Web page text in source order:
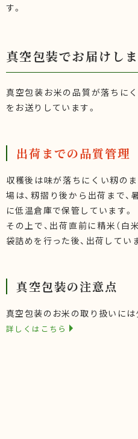
す。
真空包装でお届けし
真空包装お米の品質が落ちに
をお送りしています。
出荷までの品質管理
収穫後は味が落ちにくい籾の
場は、籾摺り後から出荷まで
に低温倉庫で保管しています。
その上で、出荷直前に精米（白
袋詰めを行った後、出荷してい
真空包装の注意点
真空包装のお米の取り扱いには
詳しくはこちら